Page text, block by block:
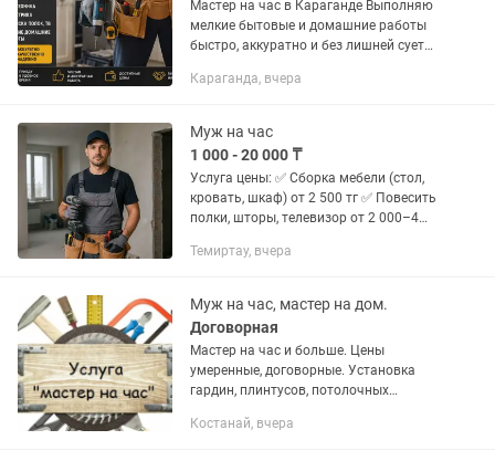
Мастер на час в Караганде Выполняю
мелкие бытовые и домашние работы
быстро, аккуратно и без лишней суеты.
смесителей, шлангов; замена сифона,
Караганда, вчера
Муж на час
1 000 - 20 000 ₸
Услуга цены: ✅ Сборка мебели (стол,
кровать, шкаф) от 2 500 тг ✅ Повесить
полки, шторы, телевизор от 2 000–4
выключателей от 1 500 тг ✅
Темиртау, вчера
Муж на час, мастер на дом.
Договорная
Мастер на час и больше. Цены
умеренные, договорные. Установка
гардин, плинтусов, потолочных
шкафов, зеркал, полок, картин. Замена
Костанай, вчера